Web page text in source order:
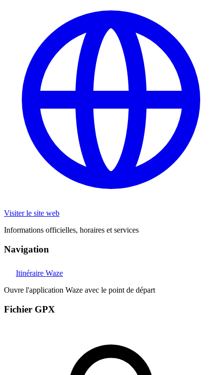
Visiter le site web
Informations officielles, horaires et services
Navigation
Itinéraire Waze
Ouvre l'application Waze avec le point de départ
Fichier GPX